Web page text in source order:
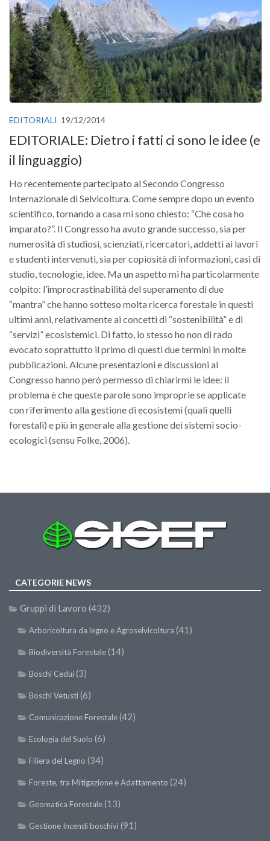
Versamento Quote di Iscrizione
Gruppi di Lavoro
Lista dei Gruppi di Lavoro SISEF
GdL Inquinamento e Foreste
GdL Terpeni in Ecologia
GdL Ecologia del Suolo
GdL Pianificazione Forestale
GdL Geomatica Forestale
GdL Filiera del legno
GdL Gestione Incendi Boschivi
GdL Verde Urbano
GdL Comunicazione Forestale
GdL Foreste, Mitigazione, Adattamento
GdL Infrastrutture, Risorse, Innovazione
GdL Boschi Vetusti
GdL “TreeTalkers”
GdL Boschi Cedui
News
Avvisi
Call for Papers
Call for Proposals
Congressi
Convegni
Corsi di Aggiornamento
Corsi di Specializzazione
Giornate di Studio
Opportunità di Lavoro
Rassegne
EDITORIALI 19/12/2014
EDITORIALE: Dietro i fatti ci sono le idee (e
il linguaggio)
Ho recentemente partecipato al Secondo Congresso
Internazionale di Selvicoltura. Come sempre dopo un evento
scientifico, tornando a casa mi sono chiesto: “Che cosa ho
imparato?”. Il Congresso ha avuto grande successo, sia per
numerosità di studiosi, scienziati, ricercatori, addetti ai lavori
e studenti intervenuti, sia per copiosità di informazioni, casi di
studio, tecnologie, idee. Ma un aspetto mi ha particolarmente
colpito: l’improcrastinabilità del superamento di due
“mantra” che hanno sotteso molta ricerca forestale in questi
ultimi anni, relativamente ai concetti di “sostenibilità” e di
“servizi” ecosistemici. Di fatto, io stesso ho non di rado
evocato soprattutto il primo di questi due termini in molte
pubblicazioni. Alcune presentazioni e discussioni al
Congresso hanno però permesso di chiarirmi le idee: il
problema è che queste parole sono improprie se applicate
con riferimento alla gestione di ecosistemi (quali quelli
forestali) e più in generale alla gestione dei sistemi socio-
ecologici (sensu Folke, 2006).
CATEGORIE NEWS
Gruppi di Lavoro (432)
Arboricoltura da legno e Agroselvicoltura (41)
Biodiversità Forestale(14)
Boschi Cedui(3)
Boschi Vetusti(6)
Comunicazione Forestale(42)
Ecologia del Suolo (6)
Filiera del Legno (34)
Foreste, tra Mitigazione e Adattamento (24)
Geomatica Forestale(13)
Gestione Incendi boschivi(91)